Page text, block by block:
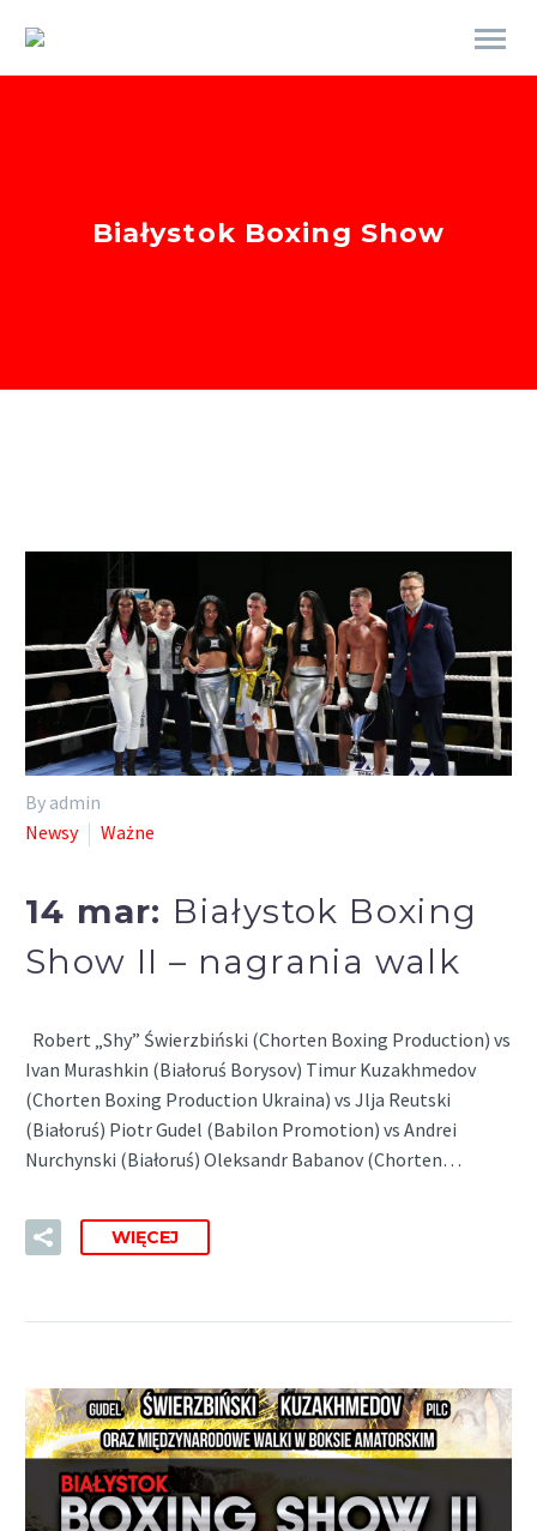
Białystok Boxing Show
By admin
Newsy
Ważne
14 mar: Białystok Boxing
Show II – nagrania walk
Robert „Shy” Świerzbiński (Chorten Boxing Production) vs
Ivan Murashkin (Białoruś Borysov) Timur Kuzakhmedov
(Chorten Boxing Production Ukraina) vs Jlja Reutski
(Białoruś) Piotr Gudel (Babilon Promotion) vs Andrei
Nurchynski (Białoruś) Oleksandr Babanov (Chorten…
WIĘCEJ